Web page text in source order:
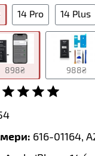
14 Pro 14 Plus
898₴ 988₴
616-01164,